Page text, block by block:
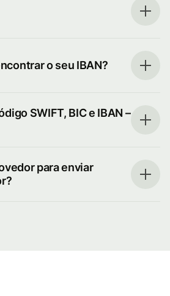
o seu IBAN?
SWIFT, BIC e IBAN –
para enviar